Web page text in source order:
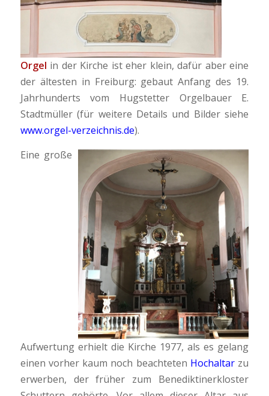
Orgel in der Kirche ist eher klein, dafür aber eine
der ältesten in Freiburg: gebaut Anfang des 19.
Jahrhunderts vom Hugstetter Orgelbauer E.
Stadtmüller (für weitere Details und Bilder siehe
www.orgel-verzeichnis.de).
Eine große
Aufwertung erhielt die Kirche 1977, als es gelang
einen vorher kaum noch beachteten Hochaltar zu
erwerben, der früher zum Benediktinerkloster